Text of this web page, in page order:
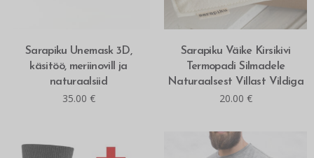
LISA OSTUKORVI
Sarapiku Unemask 3D,
käsitöö, meriinovill ja
naturaalsiid
35.00 €
MITMEID VALIKUID
Sarapiku Väike Kirsikivi
Termopadi Silmadele
Naturaalsest Villast Vildiga
20.00 €